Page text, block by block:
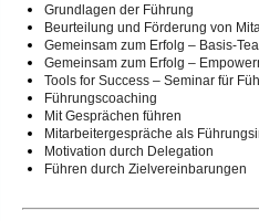
Grundlagen der Führung
Beurteilung und Förderung von
Gemeinsam zum Erfolg – Basis-
Gemeinsam zum Erfolg –
Tools for Success – Seminar für
Führungscoaching
Mit Gesprächen führen
Mitarbeitergespräche als
Motivation durch Delegation
Führen durch Zielvereinbarungen